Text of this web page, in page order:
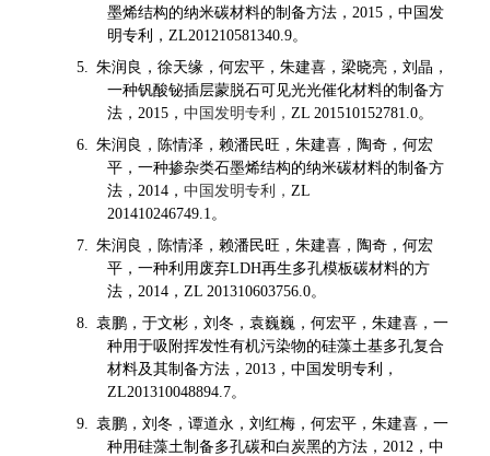
墨烯结构的纳米碳材料的制备方法， 2015 ，中国发
明专利， ZL201210581340.9。
5. 朱润良，徐天缘，何宏平，朱建喜，梁晓亮，刘晶，
一种钒酸铋插层蒙脱石可见光光催化材料的制备方
法， 2015 ， 中国发明专利， ZL 201510152781.0。
6. 朱润良，陈情泽，赖潘民旺，朱建喜，陶奇，何宏
平，一种掺杂类石墨烯结构的纳米碳材料的制备方
法， 2014 ， 中国发明专利， ZL
201410246749.1 。
7. 朱润良，陈情泽，赖潘民旺，朱建喜，陶奇，何宏
平，一种利用废弃LDH再生多孔模板碳材料的方
法， 2014 ， ZL 201310603756.0。
8. 袁鹏，于文彬，刘冬，袁巍巍，何宏平，朱建喜，一
种用于吸附挥发性有机污染物的硅藻土基多孔复合
材料及其制备方法， 2013 ，中国发明专利，
ZL201310048894.7。
9. 袁鹏，刘冬，谭道永，刘红梅，何宏平，朱建喜，一
种用硅藻土制备多孔碳和白炭黑的方法， 2012 ，中